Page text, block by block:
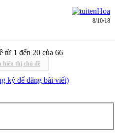
8/10/18
từ 1 đến 20 của 66
hiển thị chủ đề
ký để đăng bài viết)